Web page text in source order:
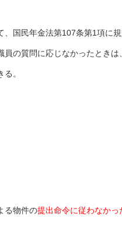
、国民年金法第107条第1項に
員の質問に応じなかったとき
。
る物件の提出命令に従わなかっ